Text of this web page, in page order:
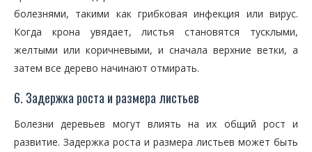
болезнями, такими как грибковая инфекция или вирус.
Когда крона увядает, листья становятся тусклыми,
желтыми или коричневыми, и сначала верхние ветки, а
затем все дерево начинают отмирать.
6. Задержка роста и размера листьев
Болезни деревьев могут влиять на их общий рост и
развитие. Задержка роста и размера листьев может быть